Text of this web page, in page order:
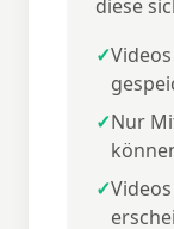
diese
✓
✓Nur
✓